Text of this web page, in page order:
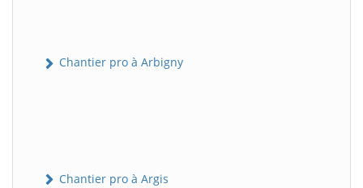
Chantier pro à Arbigny
Chantier pro à Argis